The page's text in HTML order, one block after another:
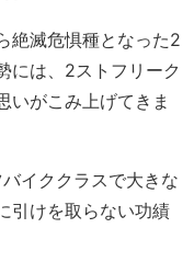
絶滅危惧種となった2
には、2ストフリーク
いがこみ上げてきま
イククラスで大きな
引けを取らない功績